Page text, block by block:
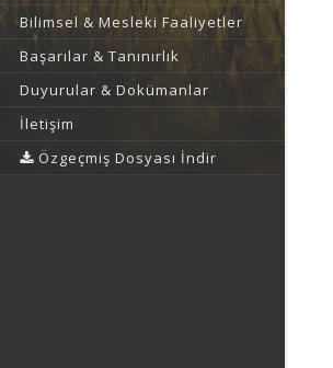
Bilimsel & Mesleki Faaliyetler
Başarılar & Tanınırlık
Duyurular & Dokümanlar
İletişim
Özgeçmiş Dosyası İndir